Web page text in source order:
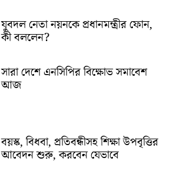
যুবদল নেতা নয়নকে প্রধানমন্ত্রীর ফোন,
কী বললেন?
সারা দেশে এনসিপির বিক্ষোভ সমাবেশ
আজ
বয়স্ক, বিধবা, প্রতিবন্ধীসহ শিক্ষা উপবৃত্তির
আবেদন শুরু, করবেন যেভাবে